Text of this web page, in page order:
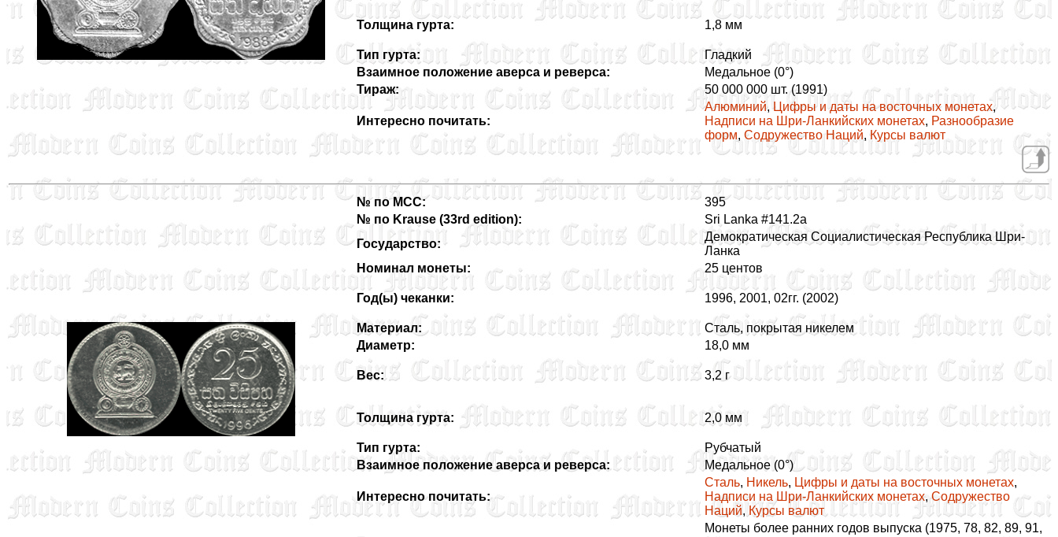
Толщина гурта: 1,8 мм
Тип гурта:
Гладкий
Взаимное положение аверса и реверса:
Медальное (0°)
Тираж:
50 000 000 шт. (1991)
Интересно почитать:
Алюминий, Цифры и даты на восточных монетах,
Надписи на Шри-Ланкийских монетах, Разнообразие
форм, Содружество Наций, Курсы валют
№ по MCC:
395
№ по Krause (33rd edition):
Sri Lanka #141.2a
Государство:
Демократическая Социалистическая Республика Шри-
Ланка
Номинал монеты:
25 центов
Год(ы) чеканки: 1996, 2001, 02гг. (2002)
Материал:
Сталь, покрытая никелем
Диаметр:
18,0 мм
Вес: 3,2 г
Толщина гурта: 2,0 мм
Тип гурта:
Рубчатый
Взаимное положение аверса и реверса:
Медальное (0°)
Интересно почитать:
Сталь, Никель, Цифры и даты на восточных монетах,
Надписи на Шри-Ланкийских монетах,Содружество
Наций, Курсы валют
Монеты более ранних годов выпуска (1975, 78, 82, 89, 91,